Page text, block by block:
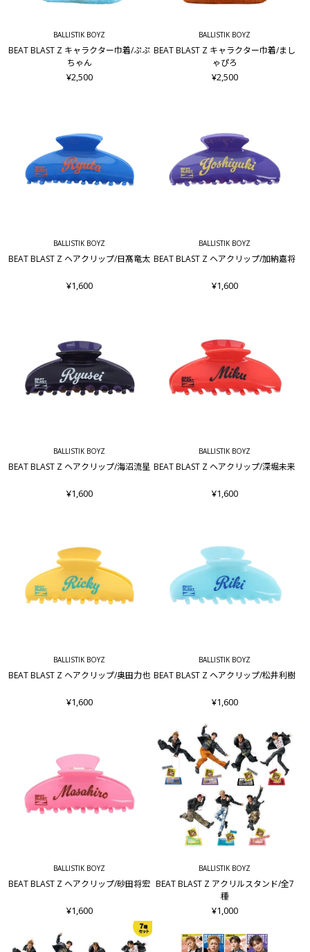
BALLISTIK BOYZ
BEAT BLAST Z キャラクター巾着/ぷぷ
ちゃん
¥2,500
BALLISTIK BOYZ
BEAT BLAST Z キャラクター巾着/まし
ゃぴろ
¥2,500
BALLISTIK BOYZ
BEAT BLAST Z ヘアクリップ/日髙竜太
¥1,600
BALLISTIK BOYZ
BEAT BLAST Z ヘアクリップ/加納嘉将
¥1,600
BALLISTIK BOYZ
BEAT BLAST Z ヘアクリップ/海沼流星
¥1,600
BALLISTIK BOYZ
BEAT BLAST Z ヘアクリップ/深堀未来
¥1,600
BALLISTIK BOYZ
BEAT BLAST Z ヘアクリップ/奥田力也
¥1,600
BALLISTIK BOYZ
BEAT BLAST Z ヘアクリップ/松井利樹
¥1,600
BALLISTIK BOYZ
BEAT BLAST Z ヘアクリップ/砂田将宏
¥1,600
BALLISTIK BOYZ
BEAT BLAST Z アクリルスタンド/全7
種
¥1,000